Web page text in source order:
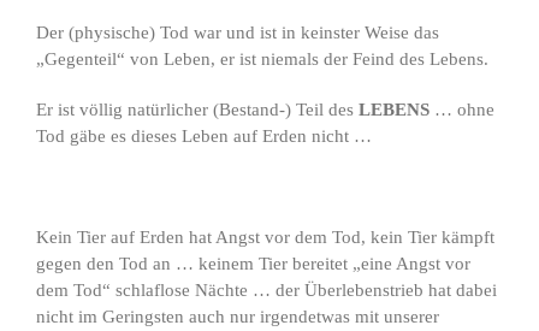
Der (physische) Tod war und ist in keinster Weise das
„Gegenteil“ von Leben, er ist niemals der Feind des Lebens.
Er ist völlig natürlicher (Bestand-) Teil des LEBENS … ohne
Tod gäbe es dieses Leben auf Erden nicht …
Kein Tier auf Erden hat Angst vor dem Tod, kein Tier kämpft
gegen den Tod an … keinem Tier bereitet „eine Angst vor
dem Tod“ schlaflose Nächte … der Überlebenstrieb hat dabei
nicht im Geringsten auch nur irgendetwas mit unserer